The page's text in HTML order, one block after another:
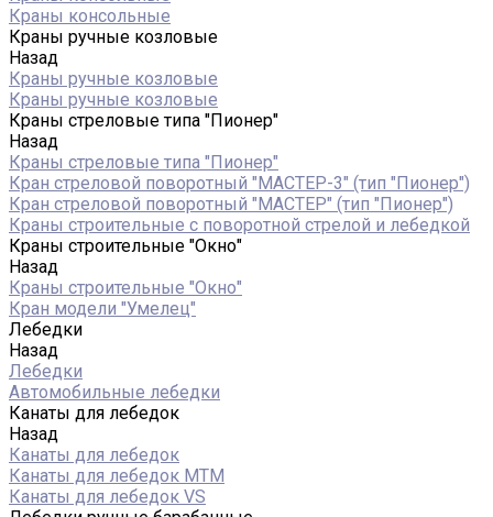
Краны консольные
Краны ручные козловые
Назад
Краны ручные козловые
Краны ручные козловые
Краны стреловые типа "Пионер"
Назад
Краны стреловые типа "Пионер"
Кран стреловой поворотный "МАСТЕР-3" (тип "Пионер")
Кран стреловой поворотный "МАСТЕР" (тип "Пионер")
Краны строительные с поворотной стрелой и лебедкой
Краны строительные "Окно"
Назад
Краны строительные "Окно"
Кран модели "Умелец"
Лебедки
Назад
Лебедки
Автомобильные лебедки
Канаты для лебедок
Назад
Канаты для лебедок
Канаты для лебедок MTM
Канаты для лебедок VS